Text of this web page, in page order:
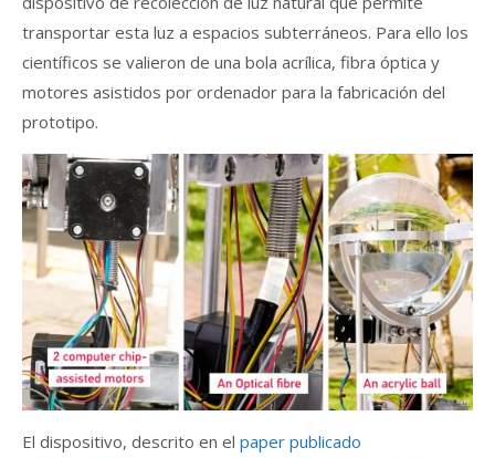
transportar esta luz a espacios subterráneos. Para ello los
científicos se valieron de una bola acrílica, fibra óptica y
motores asistidos por ordenador para la fabricación del
prototipo.
El dispositivo, descrito en el paper publicado